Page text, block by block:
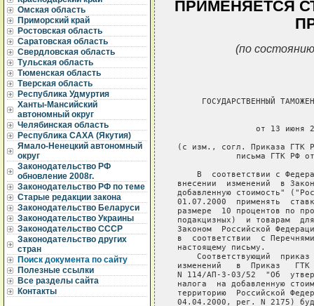
Омская область
Приморский край
Ростовская область
Саратовская область
Свердловская область
Тульская область
Тюменская область
Тверская область
Республика Удмуртия
Ханты-Мансийский
автономный округ
Челябинская область
Республика САХА (Якутия)
Ямало-Ненецкий автономный
округ
Законодательство РФ
обновление 2008г.
Законодательство РФ по теме
Старые редакции закона
Законодательство Беларуси
Законодательство Украины
Законодательство СССР
Законодательство других
стран
Поиск документа по сайту
Полезные ссылки
Все разделы сайта
Контакты
ПРИМЕНЯЕТСЯ
(по